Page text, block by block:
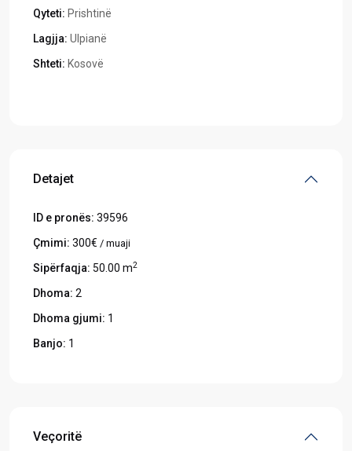
Qyteti: Prishtinë
Lagjja: Ulpianë
Shteti: Kosovë
Detajet
ID e pronës: 39596
Çmimi: 300€ / muaji
Sipërfaqja: 50.00 m2
Dhoma: 2
Dhoma gjumi: 1
Banjo: 1
Veçoritë